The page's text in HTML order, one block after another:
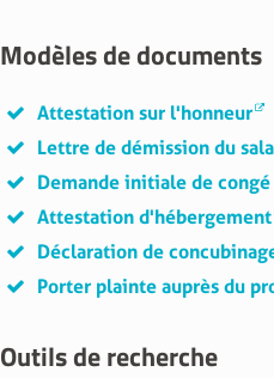
Modèles de documents
Attestation sur l'honneur
Lettre de démission du
Demande initiale de
Attestation d'hébergement
Déclaration de
Porter plainte auprès du
Outils de recherche